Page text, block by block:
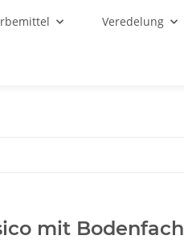
Veredelung
mit Bodenfach